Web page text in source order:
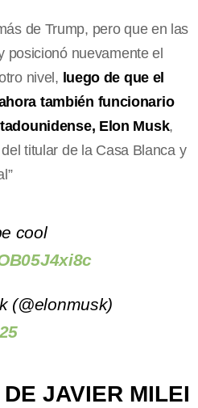
de Trump, pero que en las
posicionó nuevamente el
nivel, luego de que el
también funcionario
Elon Musk,
titular de la Casa Blanca y
cool
(@elonmusk)
JAVIER MILEI